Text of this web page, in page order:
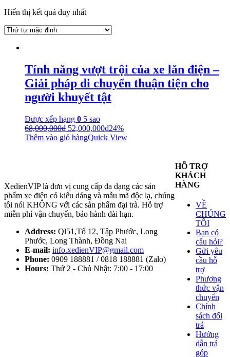
Hiển thị kết quả duy nhất
Tính năng vượt trội của xe lăn điện –
Giải pháp di chuyển thuận tiện cho
người khuyết tật
Được xếp hạng 0 5 sao
68,000,000₫ 52,000,000₫24%
Thêm vào giỏ hàngQuick View
XedienVIP là đơn vị cung cấp đa dạng các sản
phẩm xe điện có kiểu dáng và mẫu mã độc lạ, chúng
tôi nói KHÔNG với các sản phẩm đại trà. Hỗ trợ
miễn phí vận chuyển, bảo hành dài hạn.
Address: Ql51,Tổ 12, Tập Phước, Long
Phước, Long Thành, Đồng Nai
E-mail: info.xedienVIP@gmail.com
Phone: 0909 188881 / 0818 188881 (Zalo)
Hours: Thứ 2 - Chủ Nhật: 7:00 - 17:00
HỖ TRỢ
KHÁCH
HÀNG
VỀ
CHÚNG
TÔI
Bạn có
câu hỏi?
Gửi yêu
cầu hỗ
trợ
Phương
thức vận
chuyển
Chính
sách đổi
trả
Hướng
dẫn trả
góp